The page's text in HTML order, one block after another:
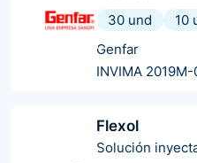
30 und
10
Genfar
INVIMA
Flexol
Solución